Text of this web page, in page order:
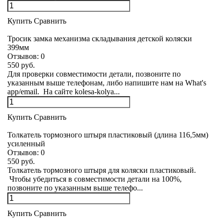
Купить Сравнить
Тросик замка механизма складывания детской коляски
399мм
Отзывов: 0
550 руб.
Для проверки совместимости детали, позвоните по
указанным выше телефонам, либо напишите нам на What's
app/email. На сайте kolesa-kolya...
Купить Сравнить
Толкатель тормозного штыря пластиковый (длина 116,5мм)
усиленный
Отзывов: 0
550 руб.
Толкатель тормозного штыря для коляски пластиковый.
Чтобы убедиться в совместимости детали на 100%,
позвоните по указанным выше телефо...
Купить Сравнить